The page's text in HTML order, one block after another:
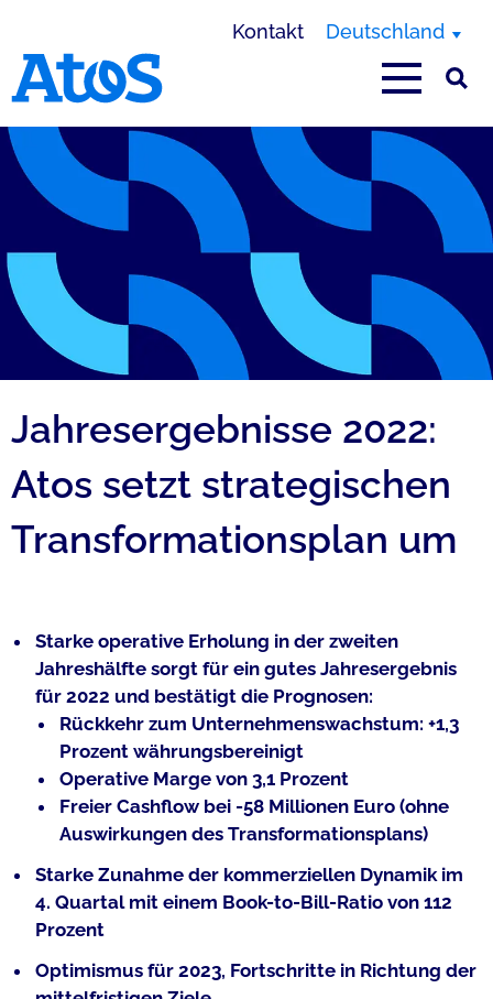
Kontakt Deutschland
Jahresergebnisse 2022:
Atos setzt strategischen
Transformationsplan um
Starke operative Erholung in der zweiten
Jahreshälfte sorgt für ein gutes Jahresergebnis
für 2022 und bestätigt die Prognosen:
Rückkehr zum Unternehmenswachstum: +1,3
Prozent währungsbereinigt
Operative Marge von 3,1 Prozent
Freier Cashflow bei -58 Millionen Euro (ohne
Auswirkungen des Transformationsplans)
Starke Zunahme der kommerziellen Dynamik im
4. Quartal mit einem Book-to-Bill-Ratio von 112
Prozent
Optimismus für 2023, Fortschritte in Richtung der